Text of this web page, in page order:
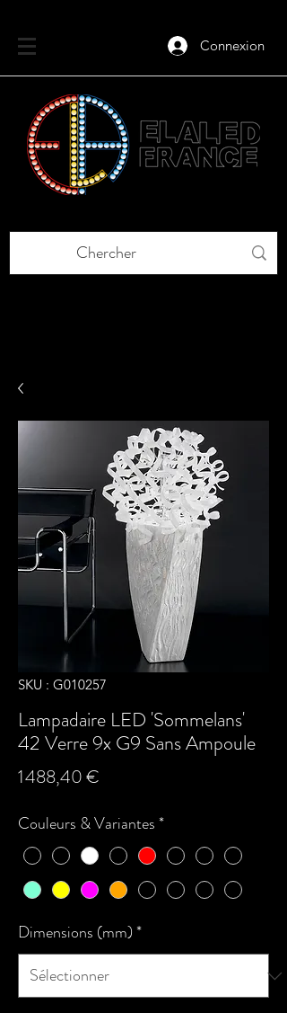
Connexion
SKU : G010257
Lampadaire LED 'Sommelans'
42 Verre 9x G9 Sans Ampoule
1 488,40 €
Couleurs & Variantes*
Dimensions (mm)*